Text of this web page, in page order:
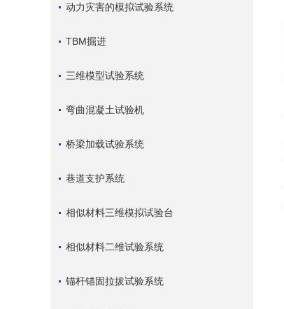
动力灾害的模拟试验系统
TBM掘进
三维模型试验系统
弯曲混凝土试验机
桥梁加载试验系统
巷道支护系统
相似材料三维模拟试验台
相似材料二维试验系统
锚杆锚固拉拔试验系统